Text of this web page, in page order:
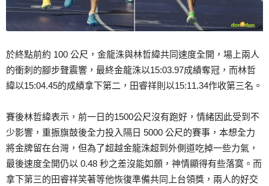
於終點前約 100 公尺，金龍洙與林哲緯共同速度全開，場上兩人
的衝刺的腳步聲震響，最終金龍洙以15:03.97成績奪冠，而林哲
緯以15:04.45的成績拿下第二，田睿祥則以15:11.34作收第三名。
賽後林哲緯表示，前一日的1500公尺沒有跑好，情緒因此受到不
少影響，重振旗鼓後全力投入隔日 5000 公尺的賽事，本想全力
將金牌留在台灣，但為了超越金龍洙超到外側道吃掉一些力氣，
最後速度全開仍以 0.48 秒之差沒能如願，神情顯得有些落寞。而
拿下第三的田睿祥笑著等他恢復準備共同上台領獎，兩人的好交